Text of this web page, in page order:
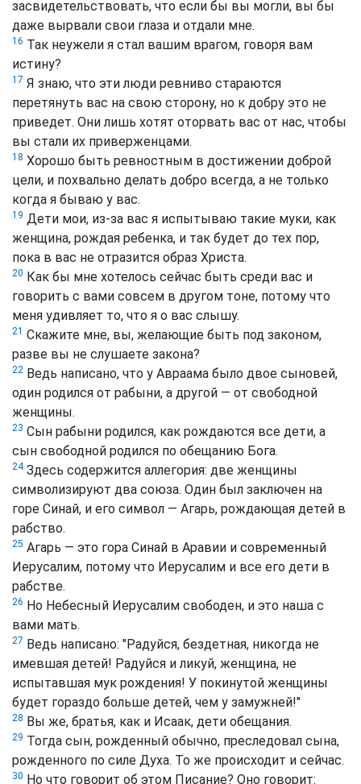
засвидетельствовать, что если бы вы могли, вы бы
даже вырвали свои глаза и отдали мне.
16 Так неужели я стал вашим врагом, говоря вам
истину?
17 Я знаю, что эти люди ревниво стараются
перетянуть вас на свою сторону, но к добру это не
приведет. Они лишь хотят оторвать вас от нас, чтобы
вы стали их приверженцами.
18 Хорошо быть ревностным в достижении доброй
цели, и похвально делать добро всегда, а не только
когда я бываю у вас.
19 Дети мои, из-за вас я испытываю такие муки, как
женщина, рождая ребенка, и так будет до тех пор,
пока в вас не отразится образ Христа.
20 Как бы мне хотелось сейчас быть среди вас и
говорить с вами совсем в другом тоне, потому что
меня удивляет то, что я о вас слышу.
21 Скажите мне, вы, желающие быть под законом,
разве вы не слушаете закона?
22 Ведь написано, что у Aвраама было двое сыновей,
один родился от рабыни, а другой — от свободной
женщины.
23 Сын рабыни родился, как рождаются все дети, а
сын свободной родился по обещанию Бога.
24Здесь содержится аллегория: две женщины
символизируют два союза. Один был заключен на
горе Синай, и его символ — Aгарь, рождающая детей в
рабство.
25 Aгарь — это гора Синай в Aравии и современный
Иерусалим, потому что Иерусалим и все его дети в
рабстве.
26 Но Небесный Иерусалим свободен, и это наша с
вами мать.
27 Ведь написано: "Радуйся, бездетная, никогда не
имевшая детей! Радуйся и ликуй, женщина, не
испытавшая мук рождения! У покинутой женщины
будет гораздо больше детей, чем у замужней!"
28 Вы же, братья, как и Исаак, дети обещания.
29 Тогда сын, рожденный обычно, преследовал сына,
рожденного по силе Духа. То же происходит и сейчас.
30 Но что говорит об этом Писание? Оно говорит: